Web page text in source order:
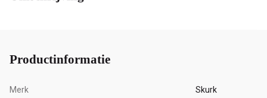
Productinformatie
Merk Skurk